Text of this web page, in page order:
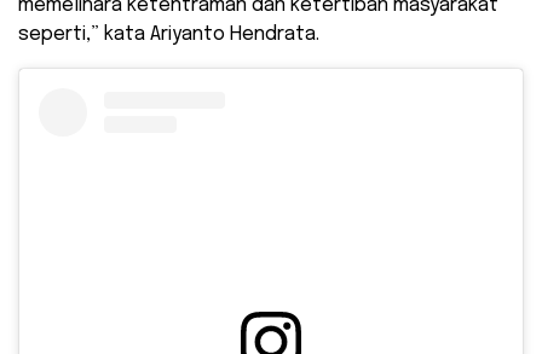
memelihara ketentraman dan ketertiban masyarakat
seperti,” kata Ariyanto Hendrata.